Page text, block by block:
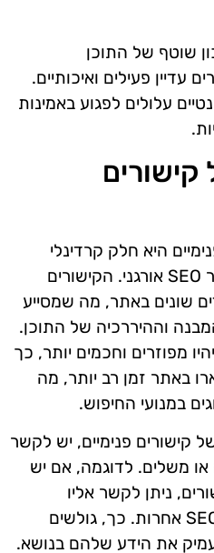
שוטף של התוכן
עדיין פעילים ואיכותיים.
עלולים לפגוע באמינות
קישורים
היא חלק קרדינלי
בתהליך בניית קישורים עבור SEO אורגני. הקישורים
שונים באתר, מה שמסייע
וההיררכיה של התוכן.
מפוזרים וחכמים יותר, כך
באתר זמן רב יותר, מה
במנועי החיפוש.
קישורים פנימיים, יש לקשר
או משלים. לדוגמה, אם יש
ניתן לקשר אליו
ממאמרים על אסטרטגיות SEO אחרות. כך, גולשים
את הידע שלהם בנושא.